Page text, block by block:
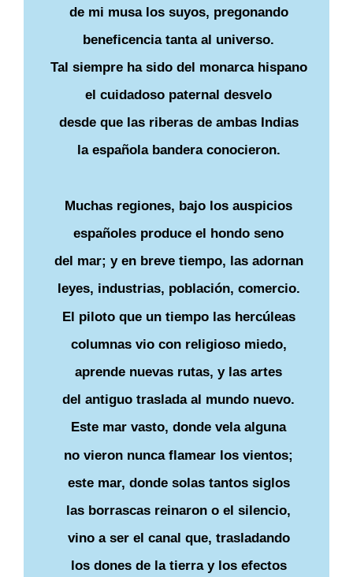
de mi musa los suyos, pregonando
beneficencia tanta al universo.
Tal siempre ha sido del monarca hispano
el cuidadoso paternal desvelo
desde que las riberas de ambas Indias
la española bandera conocieron.
Muchas regiones, bajo los auspicios
españoles produce el hondo seno
del mar; y en breve tiempo, las adornan
leyes, industrias, población, comercio.
El piloto que un tiempo las hercúleas
columnas vio con religioso miedo,
aprende nuevas rutas, y las artes
del antiguo traslada al mundo nuevo.
Este mar vasto, donde vela alguna
no vieron nunca flamear los vientos;
este mar, donde solas tantos siglos
las borrascas reinaron o el silencio,
vino a ser el canal que, trasladando
los dones de la tierra y los efectos